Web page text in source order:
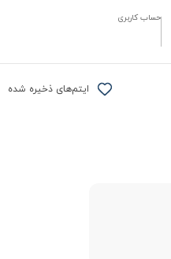
حساب کاربری
ایتم‌های ذخیره شده